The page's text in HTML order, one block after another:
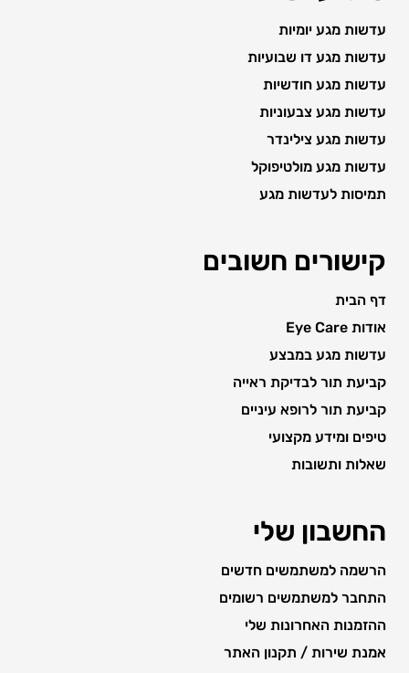
עדשות מגע יומיות
עדשות מגע דו שבועיות
עדשות מגע חודשיות
עדשות מגע צבעוניות
עדשות מגע צילינדר
עדשות מגע מולטיפוקל
תמיסות לעדשות מגע
קישורים חשובים
דף הבית
אודות Eye Care
עדשות מגע במבצע
קביעת תור לבדיקת ראייה
קביעת תור לרופא עיניים
טיפים ומידע מקצועי
שאלות ותשובות
החשבון שלי
הרשמה למשתמשים חדשים
התחבר למשתמשים רשומים
ההזמנות האחרונות שלי
אמנת שירות / תקנון האתר